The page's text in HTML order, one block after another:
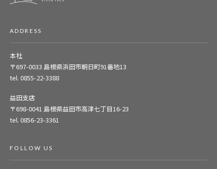
ADDRESS
本社
〒697-0033 島根県浜田市朝日町91番地13
tel. 0855-22-3388
益田支店
〒698-0041 島根県益田市高津七丁目16-23
tel. 0856-23-3361
FOLLOW US